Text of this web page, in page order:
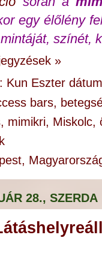
egy élőlény
színét,
»
Kun Eszter
bars,
, mimikri, Miskolc,
28., SZERDA